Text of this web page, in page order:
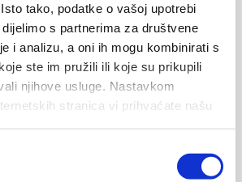
tako, podatke o vašoj upotrebi
s partnerima za društvene
i analizu, a oni ih mogu kombinirati s
ste im pružili ili koje su prikupili
njihove usluge. Nastavkom
stranica vi prihvaćate našu
shortcuts Image may be subject to copyright